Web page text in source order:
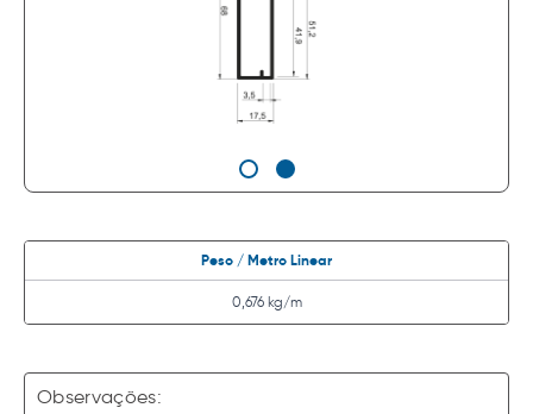
Peso / Metro Linear
0,676 kg/m
Observações: